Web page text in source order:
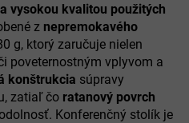
vysokou kvalitou použitých
z nepremokavého
g, ktorý zaručuje nielen
poveternostným vplyvom a
konštrukcia súpravy
zatiaľ čo ratanový povrch
Konferenčný stolík je